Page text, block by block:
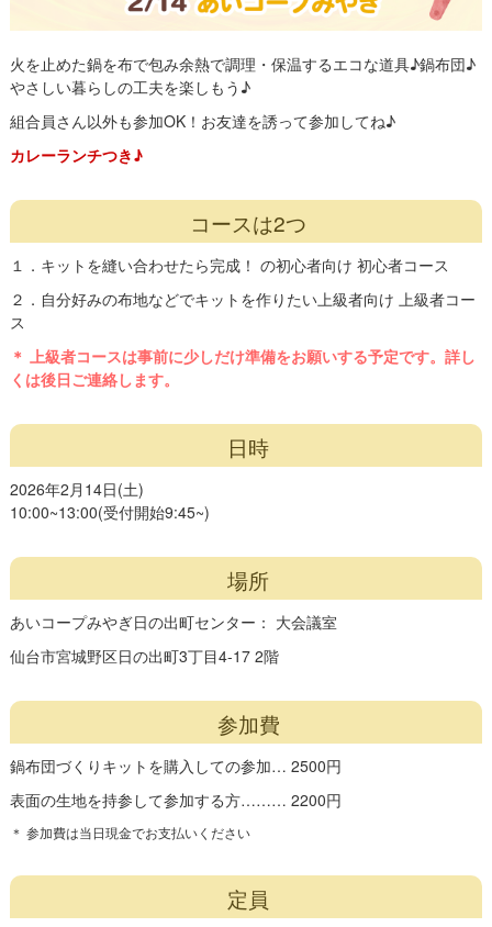
火を止めた鍋を布で包み余熱で調理・保温するエコな道具♪鍋布団♪
やさしい暮らしの工夫を楽しもう♪
組合員さん以外も参加OK！お友達を誘って参加してね♪
カレーランチつき♪
コースは2つ
１．キットを縫い合わせたら完成！ の初心者向け 初心者コース
２．自分好みの布地などでキットを作りたい上級者向け 上級者コー
ス
＊ 上級者コースは事前に少しだけ準備をお願いする予定です。詳し
くは後日ご連絡します。
日時
2026年2月14日(土)
10:00~13:00(受付開始9:45~)
場所
あいコープみやぎ日の出町センター： 大会議室
仙台市宮城野区日の出町3丁目4-17 2階
参加費
鍋布団づくりキットを購入しての参加… 2500円
表面の生地を持参して参加する方……… 2200円
＊ 参加費は当日現金でお支払いください
定員